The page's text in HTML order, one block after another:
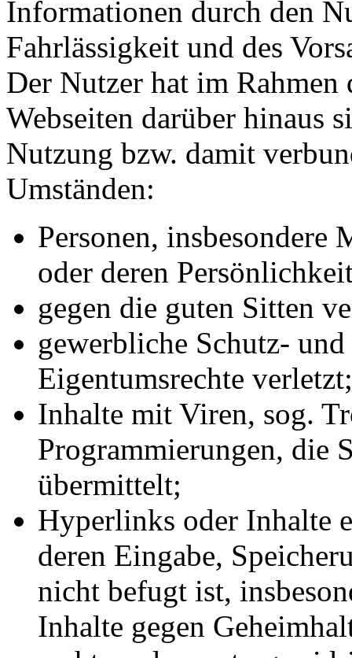
Informationen durch den
Fahrlässigkeit und des
Der Nutzer hat im
Webseiten darüber hinaus
Nutzung bzw. damit
Umständen:
Personen, insbesondere
oder deren
gegen die guten Sitten
gewerbliche Schutz-
Eigentumsrechte verletzt;
Inhalte mit Viren, sog.
Programmierungen, die
übermittelt;
Hyperlinks oder Inhalte
deren Eingabe,
nicht befugt ist,
Inhalte gegen